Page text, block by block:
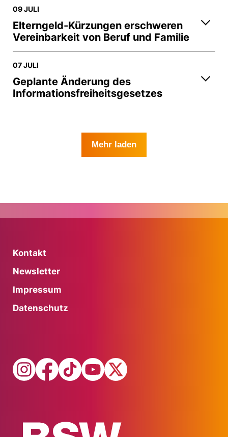
09 JULI
Elterngeld-Kürzungen erschweren
Vereinbarkeit von Beruf und Familie
07 JULI
Geplante Änderung des
Informationsfreiheitsgesetzes
Mehr laden
Kontakt
Newsletter
Impressum
Datenschutz